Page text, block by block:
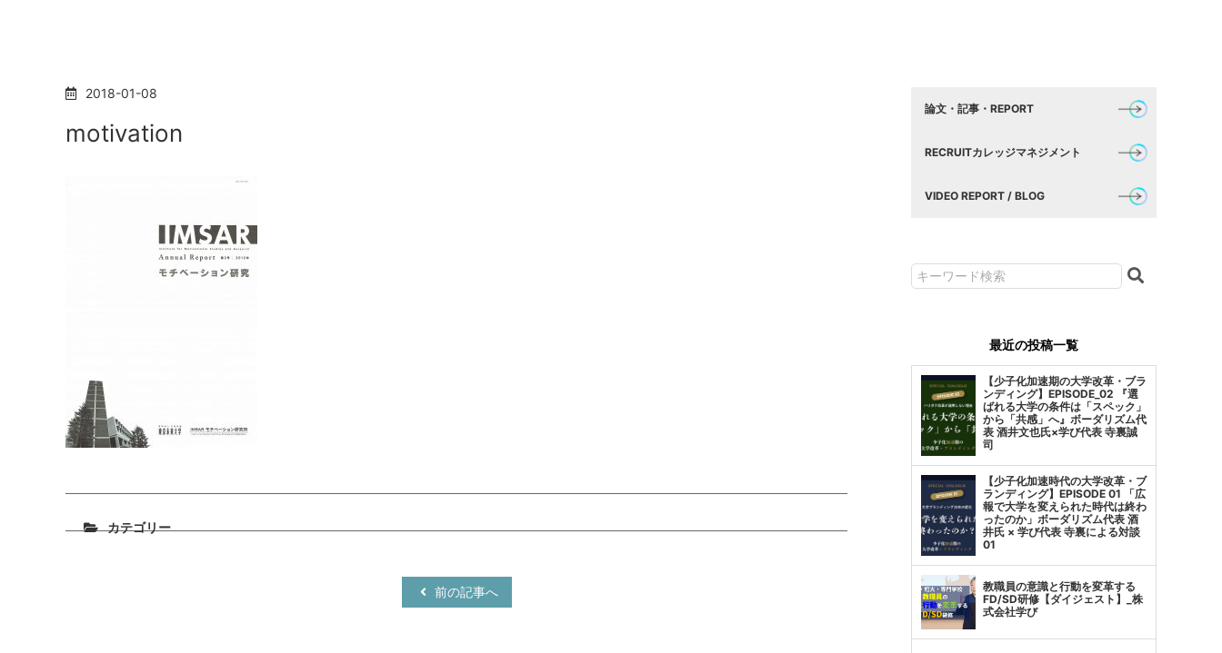
2018-01-08
motivation
カテゴリー
前の記事へ
論文・記事・REPORT
RECRUITカレッジマネジメント
VIDEO REPORT / BLOG
最近の投稿一覧
【少子化加速期の大学改革・ブラ
ンディング】EPISODE_02 『選
ばれる大学の条件は「スペック」
から「共感」へ』ボーダリズム代
表 酒井文也氏×学び代表 寺裏誠
司
【少子化加速時代の大学改革・ブ
ランディング】EPISODE 01 「広
報で大学を変えられた時代は終わ
ったのか」ボーダリズム代表 酒
井氏 × 学び代表 寺裏による対談
01
教職員の意識と行動を変革する
FD/SD研修【ダイジェスト】_株
式会社学び